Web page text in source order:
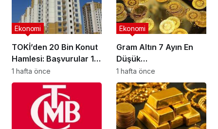
TOKİ’den 20 Bin Konut
Hamlesi: Başvurular 15
Haziran’da Başlıyor
Ekonomi
1 hafta önce
Gram Altın 7 Ayın En
Düşük
Seviyesinde:6.046
TL’ye Düştü
Ekonomi
1 hafta önce